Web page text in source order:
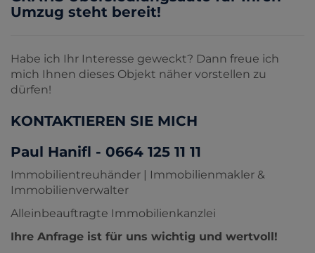
Umzug steht bereit!
Habe ich Ihr Interesse geweckt? Dann freue ich
mich Ihnen dieses Objekt näher vorstellen zu
dürfen!
KONTAKTIEREN SIE MICH
Paul Hanifl - 0664 125 11 11
Immobilientreuhänder | Immobilienmakler &
Immobilienverwalter
Alleinbeauftragte Immobilienkanzlei
Ihre Anfrage ist für uns wichtig und wertvoll!